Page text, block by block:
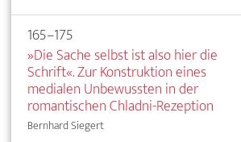
165–175
»Die Sache selbst ist also hier die
Schrift«. Zur Konstruktion eines
medialen Unbewussten in der
romantischen Chladni-Rezeption
Bernhard Siegert